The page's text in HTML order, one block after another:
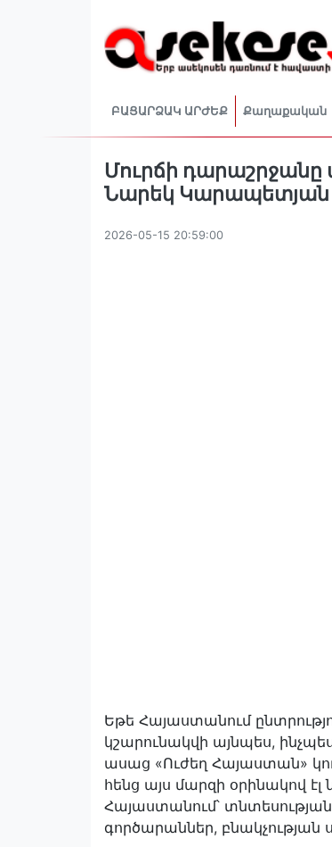
ԲԱՑԱՐՁԱԿ ԱՐԺԵՔ Քաղաքական
Մուրճի
Նարեկ Կարապետյան
2026-05-15 20:59:00
Եթե Հայաստանում
կշարունակվի այնպես,
ասաց «Ուժեղ Հայաստան»
հենց այս մարզի օրինակով
Հայաստանում՝
գործարաններ,